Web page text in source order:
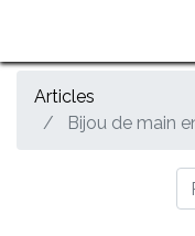
Articles
Bijou de main